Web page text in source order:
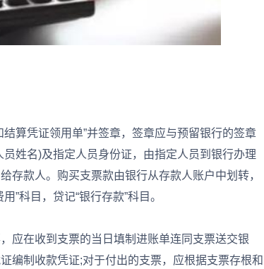
凭证领用单”并签章，签章应与预留银行的签章
姓名)及指定人员身份证，由指定人员到银行办理
存款人。购买支票款由银行从存款人账户中划转，
”科目，贷记“银行存款”科目。
在收到支票的当日填制进账单连同支票送交银
编制收款凭证;对于付出的支票，应根据支票存根和